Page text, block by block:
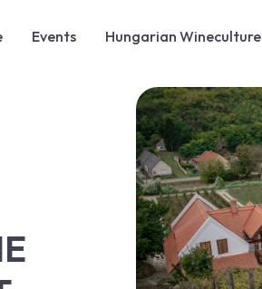
Events Hungarian Wineculture